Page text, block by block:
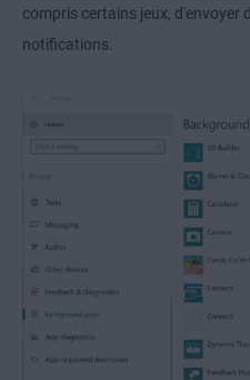
compris certains jeux, d'envoyer
notifications.